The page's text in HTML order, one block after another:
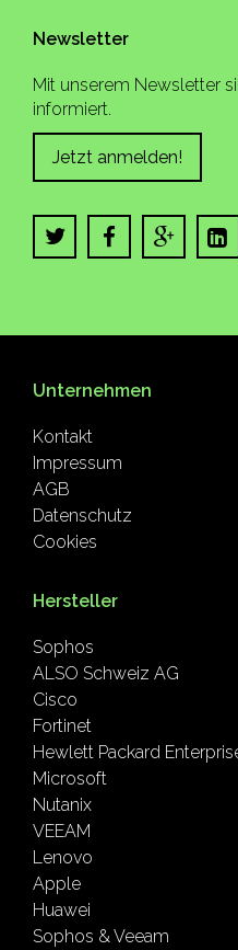
Newsletter
Mit unserem Newsletter
informiert.
Jetzt anmelden!
Unternehmen
Kontakt
Impressum
AGB
Datenschutz
Cookies
Hersteller
Sophos
ALSO Schweiz AG
Cisco
Fortinet
Hewlett Packard
Microsoft
Nutanix
VEEAM
Lenovo
Apple
Huawei
Sophos & Veeam